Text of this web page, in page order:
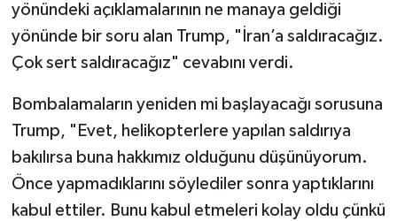
yönündeki açıklamalarının ne manaya geldiği
yönünde bir soru alan Trump, "İran’a saldıracağız.
Çok sert saldıracağız" cevabını verdi.
Bombalamaların yeniden mi başlayacağı sorusuna
Trump, "Evet, helikopterlere yapılan saldırıya
bakılırsa buna hakkımız olduğunu düşünüyorum.
Önce yapmadıklarını söylediler sonra yaptıklarını
kabul ettiler. Bunu kabul etmeleri kolay oldu çünkü